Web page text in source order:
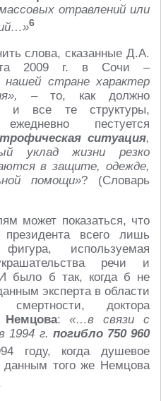
отравлений или
6
слова, сказанные Д.А.
2009 г. в Сочи –
нашей стране характер
– то, как должно
и все те структуры,
пестуется
ситуация,
уклад жизни резко
в защите, одежде,
помощи»? (Словарь
может показаться, что
всего лишь
используемая
речи и
было б так, когда б не
эксперта в области
смертности, доктора
:«…в связи с
1994 г. погибло 750 960
году, когда душевое
данным того же Немцова